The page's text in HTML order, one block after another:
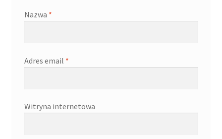
Nazwa *
Adres email *
Witryna internetowa